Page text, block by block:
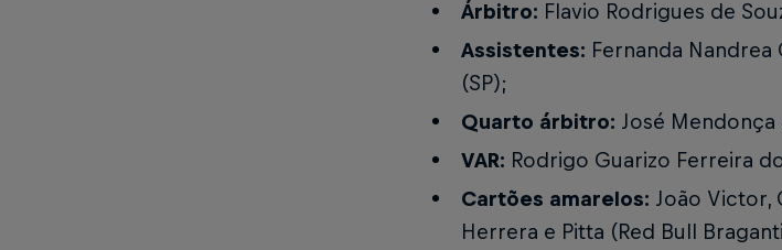
Árbitro: Flavio Rodrigues de
Assistentes: Fernanda
(SP);
Quarto árbitro: José Mendonça
VAR: Rodrigo Guarizo Ferreira
Cartões amarelos: João Victor,
Herrera e Pitta (Red Bull